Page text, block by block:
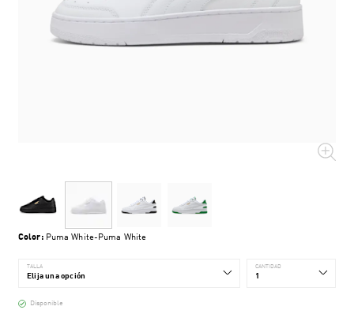
Color: Puma White-Puma White
TALLA CANTIDAD
Disponible